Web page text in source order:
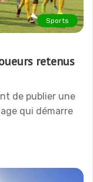
Sports
retenus
de publier une
qui démarre